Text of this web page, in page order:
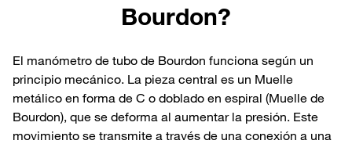
Bourdon?
El manómetro de tubo de Bourdon funciona según un
principio mecánico. La pieza central es un Muelle
metálico en forma de C o doblado en espiral (Muelle de
Bourdon), que se deforma al aumentar la presión. Este
movimiento se transmite a través de una conexión a una